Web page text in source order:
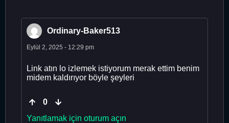
Ordinary-Baker513
Eylül 2, 2025 - 12:29 pm
Link atın lo izlemek istiyorum merak ettim benim
midem kaldırıyor böyle şeyleri
0
Yanıtlamak için oturum açın